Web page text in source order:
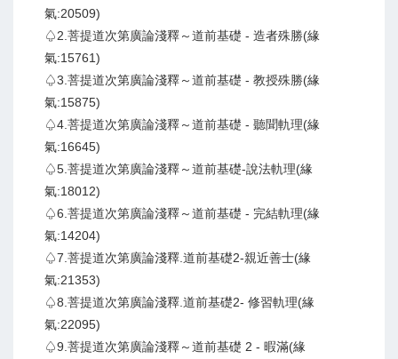
氣:20509)
♤2.菩提道次第廣論淺釋～道前基礎 - 造者殊勝(緣
氣:15761)
♤3.菩提道次第廣論淺釋～道前基礎 - 教授殊勝(緣
氣:15875)
♤4.菩提道次第廣論淺釋～道前基礎 - 聽聞軌理(緣
氣:16645)
♤5.菩提道次第廣論淺釋～道前基礎-說法軌理(緣
氣:18012)
♤6.菩提道次第廣論淺釋～道前基礎 - 完結軌理(緣
氣:14204)
♤7.菩提道次第廣論淺釋.道前基礎2-親近善士(緣
氣:21353)
♤8.菩提道次第廣論淺釋.道前基礎2- 修習軌理(緣
氣:22095)
♤9.菩提道次第廣論淺釋～道前基礎 2 - 暇滿(緣